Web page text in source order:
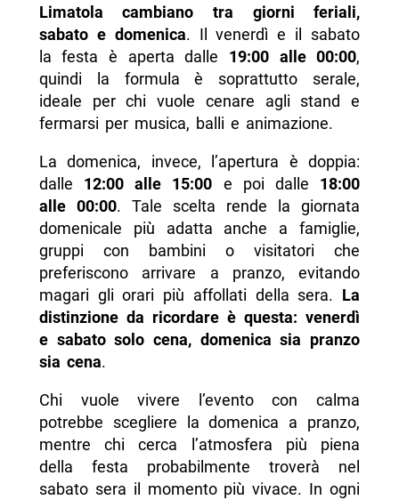
Limatola cambiano tra giorni feriali,
sabato e domenica. Il venerdì e il sabato
la festa è aperta dalle 19:00 alle 00:00,
quindi la formula è soprattutto serale,
ideale per chi vuole cenare agli stand e
fermarsi per musica, balli e animazione.
La domenica, invece, l’apertura è doppia:
dalle 12:00 alle 15:00 e poi dalle 18:00
alle 00:00. Tale scelta rende la giornata
domenicale più adatta anche a famiglie,
gruppi con bambini o visitatori che
preferiscono arrivare a pranzo, evitando
magari gli orari più affollati della sera. La
distinzione da ricordare è questa: venerdì
e sabato solo cena, domenica sia pranzo
sia cena.
Chi vuole vivere l’evento con calma
potrebbe scegliere la domenica a pranzo,
mentre chi cerca l’atmosfera più piena
della festa probabilmente troverà nel
sabato sera il momento più vivace. In ogni